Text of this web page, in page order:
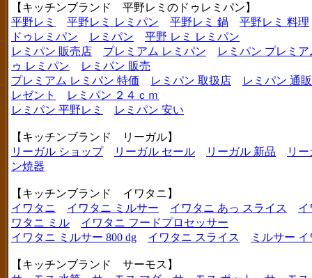
【キッチンブランド 平野レミのドゥレミパン】
平野レミ
平野レミ レミパン 平野レミ 鍋
平野レミ 料理
ドゥレミパン
レミパン
平野 レミ レミパン
レミパン 販売店
プレミアム レミパン
レミパン プレミア
ゥ レミパン
レミパン 販売
プレミアム レミパン 特価
レミパン 取扱店
レミパン 通販
レゼント
レミパン ２４ｃｍ
レミパン 平野レミ
レミパン 安い
【キッチンブランド リーガル】
リーガル ショップ
リーガル セール リーガル 新品
リ
ン焼器
【キッチンブランド イワタニ】
イワタニ
イワタニ ミルサー イワタニ あっ スライス
イ
ワタニ ミル
イワタニ フードプロセッサー
イワタニ ミルサー 800 dg
イワタニ スライス ミルサー
【キッチンブランド サーモス】